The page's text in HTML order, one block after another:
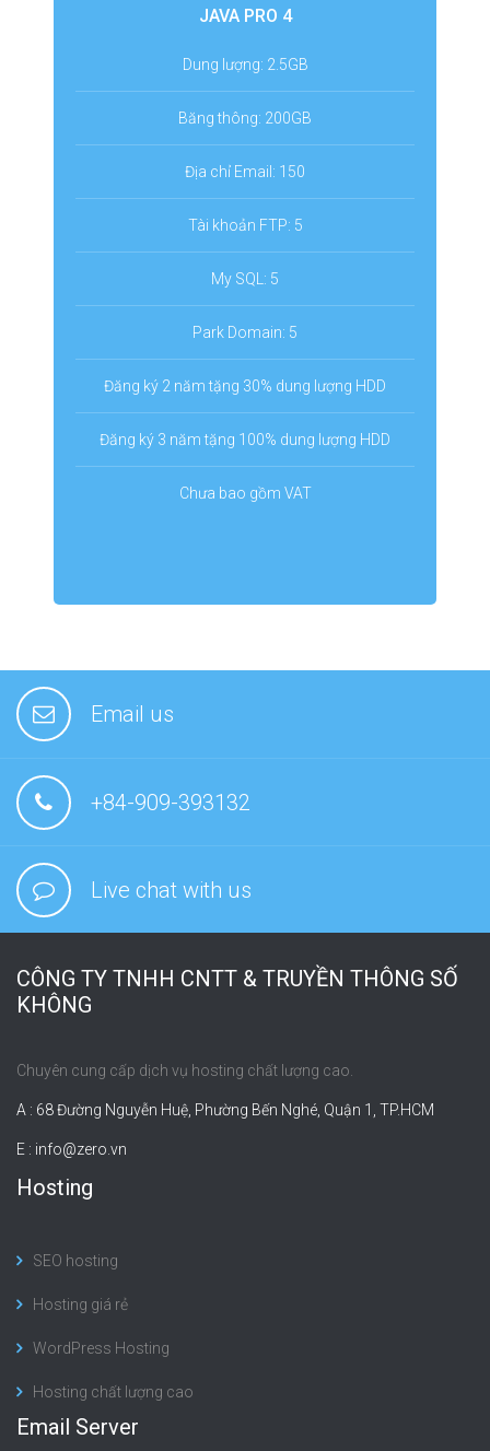
JAVA PRO 4
Dung lượng: 2.5GB
Băng thông: 200GB
Địa chỉ Email: 150
Tài khoản FTP: 5
My SQL: 5
Park Domain: 5
Đăng ký 2 năm tặng 30% dung lượng HDD
Đăng ký 3 năm tặng 100% dung lượng HDD
Chưa bao gồm VAT
Email us
+84-909-393132
Live chat with us
CÔNG TY TNHH CNTT & TRUYỀN THÔNG SỐ
KHÔNG
Chuyên cung cấp dịch vụ hosting chất lượng cao.
A : 68 Đường Nguyễn Huệ, Phường Bến Nghé, Quận 1, TP.HCM
E : info@zero.vn
Hosting
SEO hosting
Hosting giá rẻ
WordPress Hosting
Hosting chất lượng cao
Email Server